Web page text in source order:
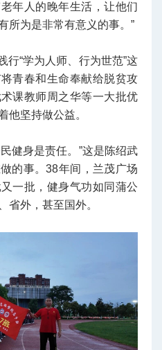
年人的晚年生活，让他们
所为是非常有意义的事。”
行“学为人师、行为世范”这
青春和生命奉献给脱贫攻
课教师周之华等一大批优
他坚持做公益。
健身是责任。”这是陈绍武
的事。38年间，兰茂广场
一批，健身气功如同蒲公
省外，甚至国外。